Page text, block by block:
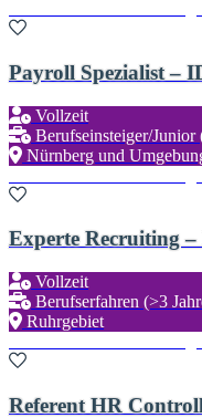
Payroll Spezialist –
Vollzeit
Berufseinsteiger/Junior
Nürnberg und
Experte Recruiting
Vollzeit
Berufserfahren (>3
Ruhrgebiet
Referent HR